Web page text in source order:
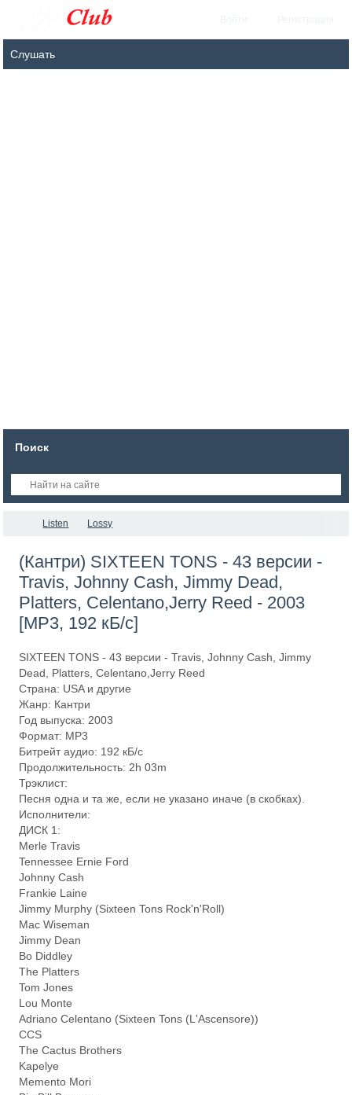
Поиск
Listen Lossy
(Кантри) SIXTEEN TONS - 43 версии -
Travis, Johnny Cash, Jimmy Dead,
Platters, Celentano,Jerry Reed - 2003
[MP3, 192 кБ/с]
SIXTEEN TONS - 43 версии - Travis, Johnny Cash, Jimmy
Dead, Platters, Celentano,Jerry Reed
Страна: USA и другие
Жанр: Кантри
Год выпуска: 2003
Формат: MP3
Битрейт аудио: 192 кБ/с
Продолжительность: 2h 03m
Трэклист:
Песня одна и та же, если не указано иначе (в скобках).
Исполнители:
ДИСК 1:
Merle Travis
Tennessee Ernie Ford
Johnny Cash
Frankie Laine
Jimmy Murphy (Sixteen Tons Rock'n'Roll)
Mac Wiseman
Jimmy Dean
Bo Diddley
The Platters
Tom Jones
Lou Monte
Adriano Celentano (Sixteen Tons (L'Ascensore))
CCS
The Cactus Brothers
Kapelye
Memento Mori